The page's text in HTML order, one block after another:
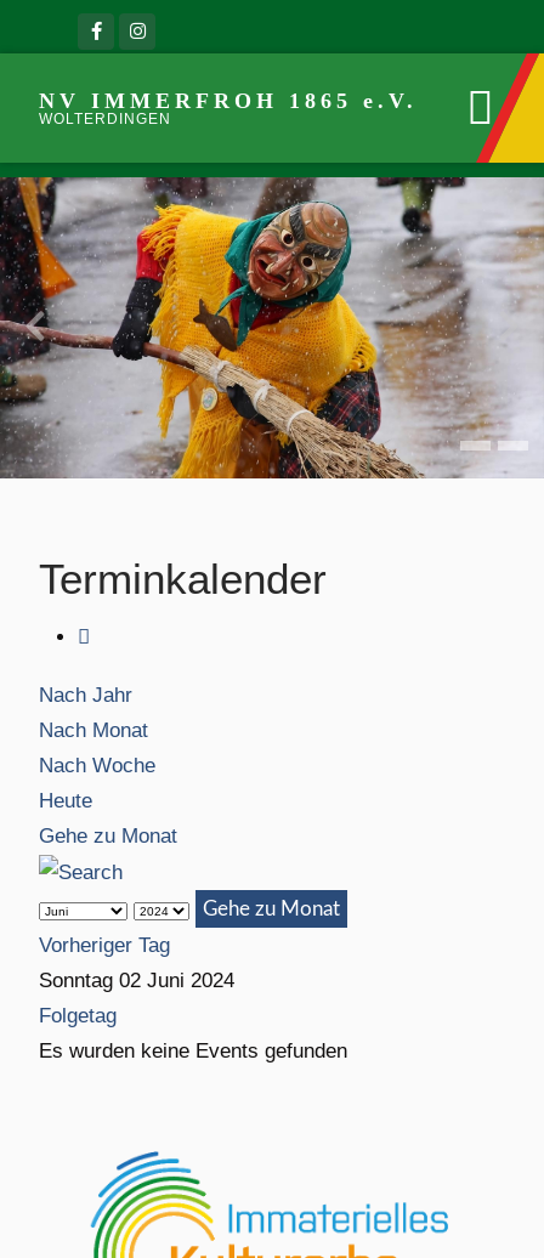
NV IMMERFROH 1865 e.V.
WOLTERDINGEN
Terminkalender
Nach Jahr
Nach Monat
Nach Woche
Heute
Gehe zu Monat
Gehe zu Monat
Vorheriger Tag
Sonntag 02 Juni 2024
Folgetag
Es wurden keine Events gefunden